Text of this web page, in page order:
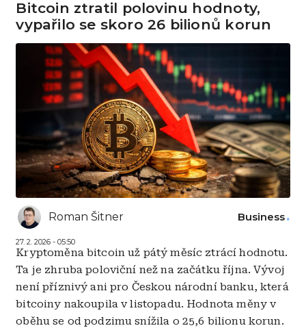
Bitcoin ztratil polovinu hodnoty,
vypařilo se skoro 26 bilionů korun
Roman Šitner
27. 2. 2026 - 05:50
Business
Kryptoměna bitcoin už pátý měsíc ztrácí hodnotu.
Ta je zhruba poloviční než na začátku října. Vývoj
není příznivý ani pro Českou národní banku, která
bitcoiny nakoupila v listopadu. Hodnota měny v
oběhu se od podzimu snížila o 25,6 bilionu korun.